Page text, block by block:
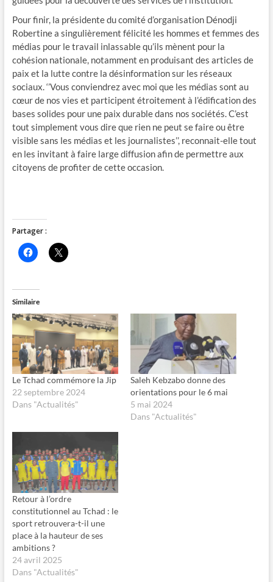
Pour finir, la présidente du comité d’organisation Dénodji
Robertine a singulièrement félicité les hommes et femmes des
médias pour le travail inlassable qu’ils mènent pour la
cohésion nationale, notamment en produisant des articles de
paix et la lutte contre la désinformation sur les réseaux
sociaux. ‘’Vous conviendrez avec moi que les médias sont au
cœur de nos vies et participent étroitement à l’édification des
bases solides pour une paix durable dans nos sociétés. C’est
tout simplement vous dire que rien ne peut se faire ou être
visible sans les médias et les journalistes’’, reconnait-elle tout
en les invitant à faire large diffusion afin de permettre aux
citoyens de profiter de cette occasion.
Partager :
C
l
e
p
o
u
r
p
a
r
t
a
g
e
r
s
u
a
e
b
o
o
k
(
o
u
v
r
e
d
a
n
s
u
n
C
l
o
u
r
p
a
r
t
a
g
e
r
s
u
(
u
v
r
e
d
a
n
s
u
n
e
n
e
l
Similaire
Le Tchad commémore la Jip
22 septembre 2024
Dans "Actualités"
Saleh Kebzabo donne des
orientations pour le 6 mai
5 mai 2024
Dans "Actualités"
Retour à l’ordre
constitutionnel au Tchad : le
sport retrouvera-t-il une
place à la hauteur de ses
ambitions ?
24 avril 2025
Dans "Actualités"